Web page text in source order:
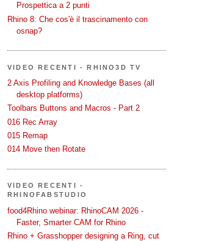
Prospettica a 2 punti
Rhino 8: Che cos'è il trascinamento con
osnap?
VIDEO RECENTI - RHINO3D TV
2 Axis Profiling and Knowledge Bases (all
desktop platforms)
Toolbars Buttons and Macros - Part 2
016 Rec Array
015 Remap
014 Move then Rotate
VIDEO RECENTI -
RHINOFABSTUDIO
food4Rhino webinar: RhinoCAM 2026 -
Faster, Smarter CAM for Rhino
Rhino + Grasshopper designing a Ring, cut